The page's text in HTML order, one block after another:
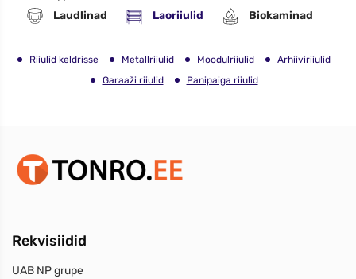
Laudlinad
Laoriiulid Biokaminad
Riiulid keldrisse Metallriiulid Moodulriiulid
Arhiiviriiulid
Garaaži riiulid
Panipaiga riiulid
Rekvisiidid
UAB NP grupe